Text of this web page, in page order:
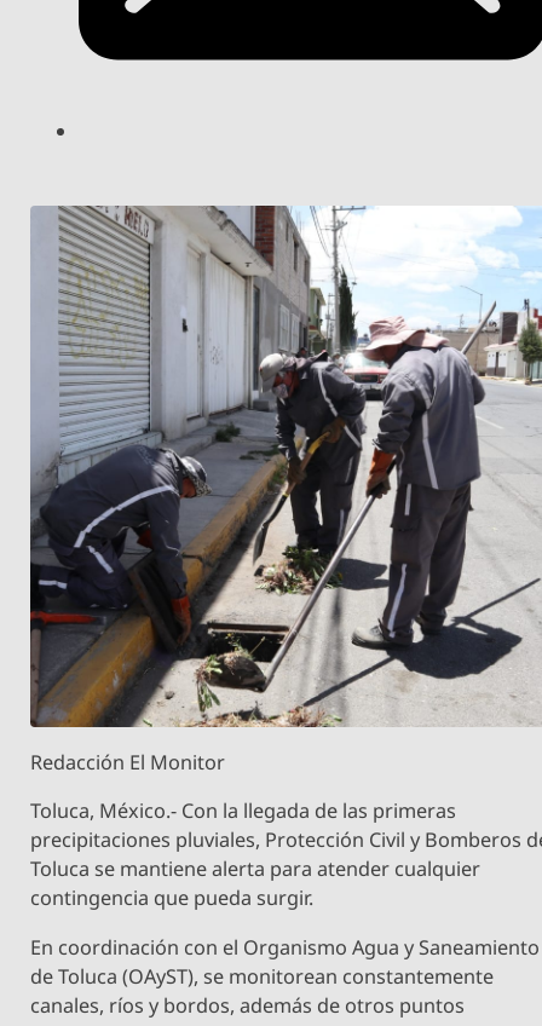
Redacción El Monitor
Toluca, México.- Con la llegada de las primeras
precipitaciones pluviales, Protección Civil y Bomberos
Toluca se mantiene alerta para atender cualquier
contingencia que pueda surgir.
En coordinación con el Organismo Agua y Saneamiento
de Toluca (OAyST), se monitorean constantemente
canales, ríos y bordos, además de otros puntos